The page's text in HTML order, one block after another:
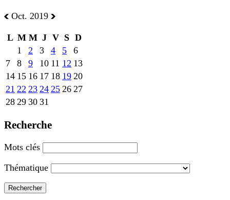
Oct. 2019
L M M J V S D
1
2 3 4 5
6
7
8 9 10 11 12 13
14 15 16 17 18 19 20
21 22 23 24 25 26 27
28 29 30 31
Recherche
Mots clés
Thématique